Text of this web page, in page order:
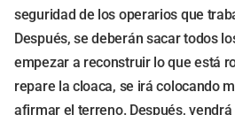
seguridad de los operarios que
Después, se deberán sacar todos
empezar a reconstruir lo que está
repare la cloaca, se irá colocando
afirmar el terreno. Después,